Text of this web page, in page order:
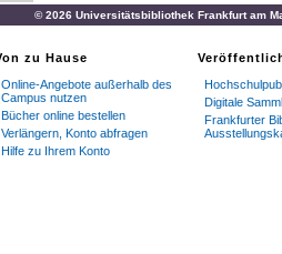
© 2026 Universitätsbibliothek Frankfurt am
zu Hause
Online-Angebote außerhalb des
Campus nutzen
Bücher online bestellen
Verlängern, Konto abfragen
Hilfe zu Ihrem Konto
Digitale
Frankfurter